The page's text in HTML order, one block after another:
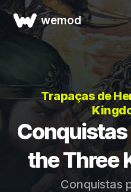
wemod
Trapaças de
Conquistas
the Three
Conquistas